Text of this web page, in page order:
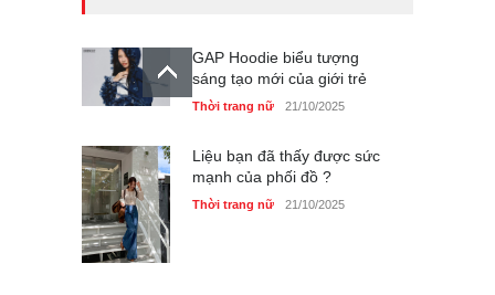
GAP Hoodie biểu tượng
sáng tạo mới của giới trẻ
Thời trang nữ 21/10/2025
Liệu bạn đã thấy được sức
mạnh của phối đồ ?
Thời trang nữ 21/10/2025